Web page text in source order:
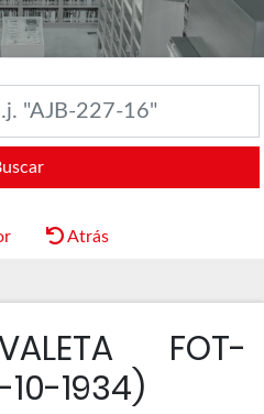
Atrás
FOT-
1934)